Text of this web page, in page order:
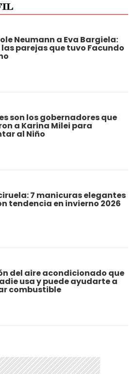
Neumann a Eva Bargiela:
parejas que tuvo Facundo
son los gobernadores que
a Karina Milei para
al Niño
7 manicuras elegantes
tendencia en invierno 2026
del aire acondicionado que
usa y puede ayudarte a
combustible